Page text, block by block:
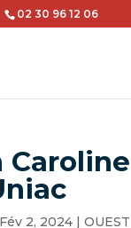
02 30 96 12 06
Fév 2, 2024| OUEST